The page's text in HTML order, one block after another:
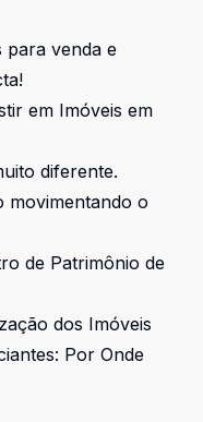
para venda e
em Imóveis em
diferente.
movimentando o
de Patrimônio de
dos Imóveis
Por Onde